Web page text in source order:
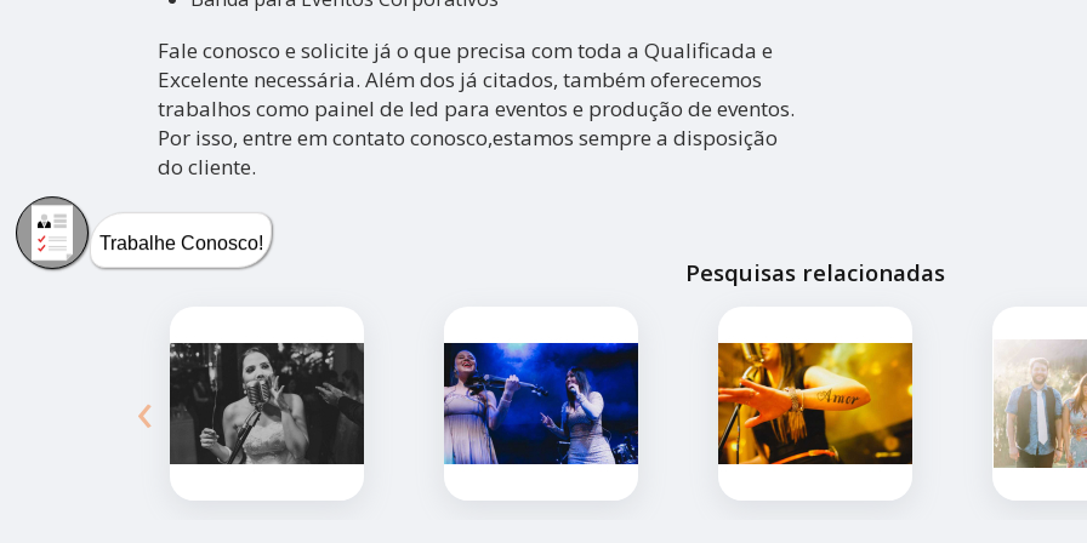
Fale conosco e solicite já o que precisa com toda a Qualificada e
Excelente necessária. Além dos já citados, também oferecemos
trabalhos como painel de led para eventos e produção de eventos.
Por isso, entre em contato conosco,estamos sempre a disposição
do cliente.
Pesquisas relacionadas
‹
Trabalhe Conosco!